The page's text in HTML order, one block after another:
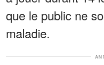
que le public ne
maladie.